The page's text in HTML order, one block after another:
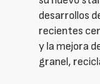
desarrollos
recientes
y la mejora
granel,